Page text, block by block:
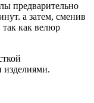
предварительно
а затем, сменив
так как велюр
изделиями.